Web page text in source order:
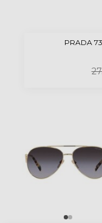
PRADA